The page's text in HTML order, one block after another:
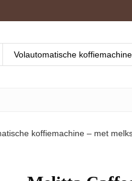
Volautomatische
koffiemachine – met